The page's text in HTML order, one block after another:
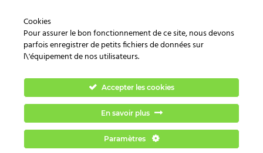
Cookies
Pour assurer le bon fonctionnement de ce site, nous devons
parfois enregistrer de petits fichiers de données sur
l\'équipement de nos utilisateurs.
Accepter les cookies
En savoir plus
Paramètres